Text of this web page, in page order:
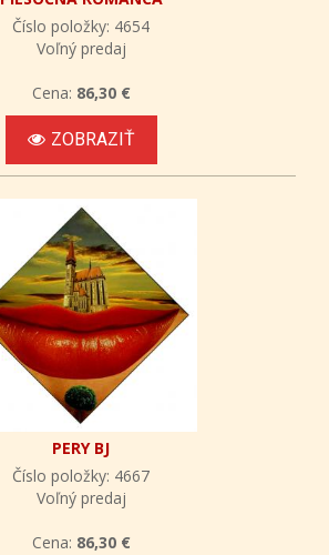
Číslo položky: 4654
Voľný predaj
Cena: 86,30 €
ZOBRAZIŤ
PERY BJ
Číslo položky: 4667
Voľný predaj
Cena: 86,30 €